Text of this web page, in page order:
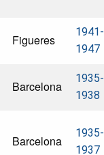
Figueres
1941-
1947
Barcelona
1935-
1938
Barcelona
1935-
1937